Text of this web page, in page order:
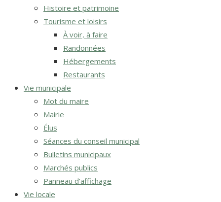
Histoire et patrimoine
Tourisme et loisirs
À voir, à faire
Randonnées
Hébergements
Restaurants
Vie municipale
Mot du maire
Mairie
Élus
Séances du conseil municipal
Bulletins municipaux
Marchés publics
Panneau d’affichage
Vie locale